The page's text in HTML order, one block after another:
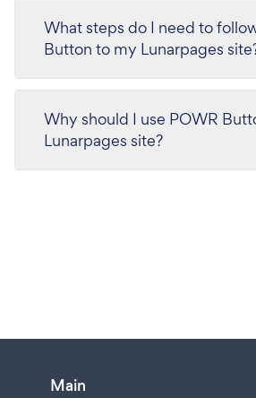
What steps do I need to
Button to my Lunarpages
Why should I use POWR
Lunarpages site?
Main